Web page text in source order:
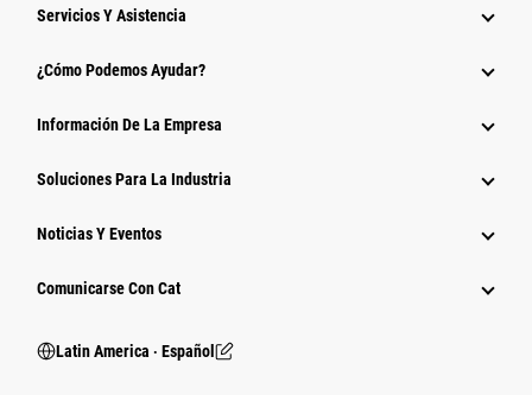
Servicios Y Asistencia
¿Cómo Podemos Ayudar?
Información De La Empresa
Soluciones Para La Industria
Noticias Y Eventos
Comunicarse Con Cat
Latin America ‧ Español